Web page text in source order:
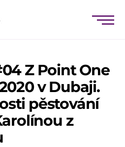
Z Point One
v Dubaji.
pěstování
z